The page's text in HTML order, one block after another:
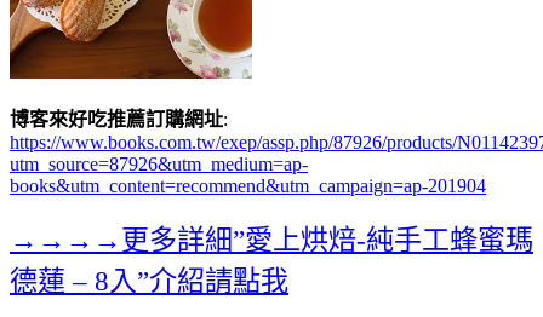
博客來好吃推薦訂購網址:
https://www.books.com.tw/exep/assp.php/87926/products/
utm_source=87926&utm_medium=ap-
books&utm_content=recommend&utm_campaign=ap-201904
→→→→更多詳細”愛上烘焙-純手工蜂蜜瑪
德蓮 – 8入”介紹請點我